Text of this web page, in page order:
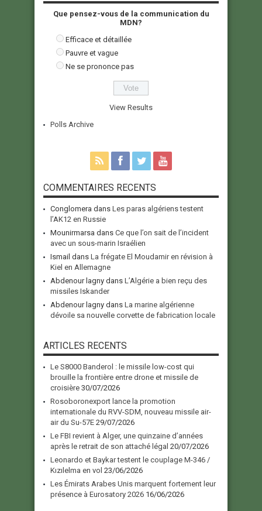
Que pensez-vous de la communication du
MDN?
Efficace et détaillée
Pauvre et vague
Ne se prononce pas
View Results
Polls Archive
COMMENTAIRES RECENTS
Conglomera dans Les paras algériens testent
l’AK12 en Russie
Mounirmarsa dans Ce que l’on sait de l’incident
avec un sous-marin Israélien
Ismail dans La frégate El Moudamir en révision à
Kiel en Allemagne
Abdenour lagny dans L’Algérie a bien reçu des
missiles Iskander
Abdenour lagny dans La marine algérienne
dévoile sa nouvelle corvette de fabrication locale
ARTICLES RECENTS
Le S8000 Banderol : le missile low-cost qui
brouille la frontière entre drone et missile de
croisière 30/07/2026
Rosoboronexport lance la promotion
internationale du RVV-SDM, nouveau missile air-
air du Su-57E 29/07/2026
Le FBI revient à Alger, une quinzaine d’années
après le retrait de son attaché légal 20/07/2026
Leonardo et Baykar testent le couplage M-346 /
Kızılelma en vol 23/06/2026
Les Émirats Arabes Unis marquent fortement leur
présence à Eurosatory 2026 16/06/2026